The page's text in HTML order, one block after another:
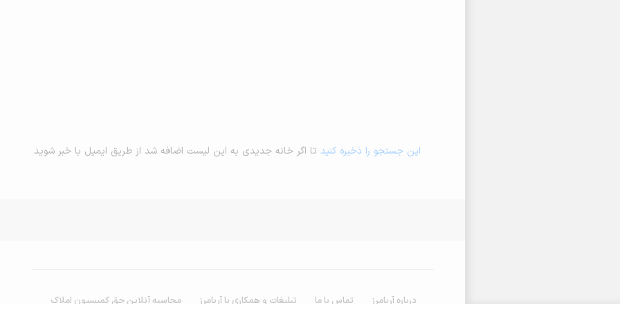
این جستجو را ذخیره کنید تا اگر خانه جدیدی به این لیست اضافه شد از طریق ایمیل با خبر شوید
درباره آریامرز تماس با ما تبلیغات و همکاری با آریامرز محاسبه آنلاین حق کمیسیون املاک